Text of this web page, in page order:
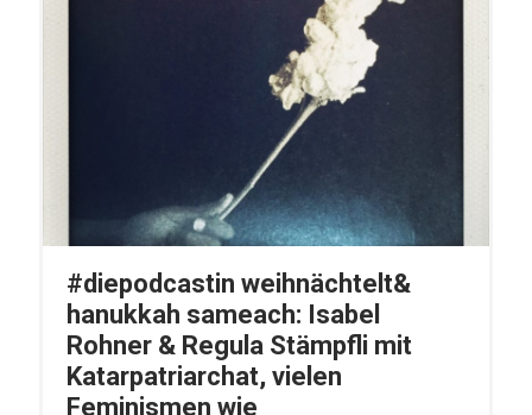
#diepodcastin weihnächtelt&
hanukkah sameach: Isabel
Rohner & Regula Stämpfli mit
Katarpatriarchat, vielen
Feminismen wie